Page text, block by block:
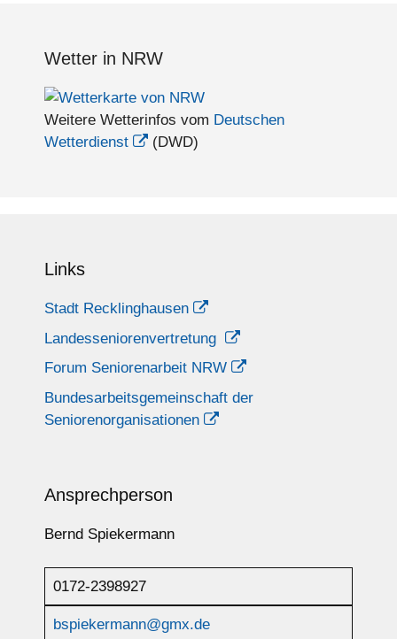
Wetter in NRW
Weitere Wetterinfos vom Deutschen
Wetterdienst
(DWD)
Links
Stadt Recklinghausen
Landesseniorenvertretung
Forum Seniorenarbeit NRW
Bundesarbeitsgemeinschaft der
Seniorenorganisationen
Ansprechperson
Bernd Spiekermann
0172-2398927
bspiekermann@gmx.de